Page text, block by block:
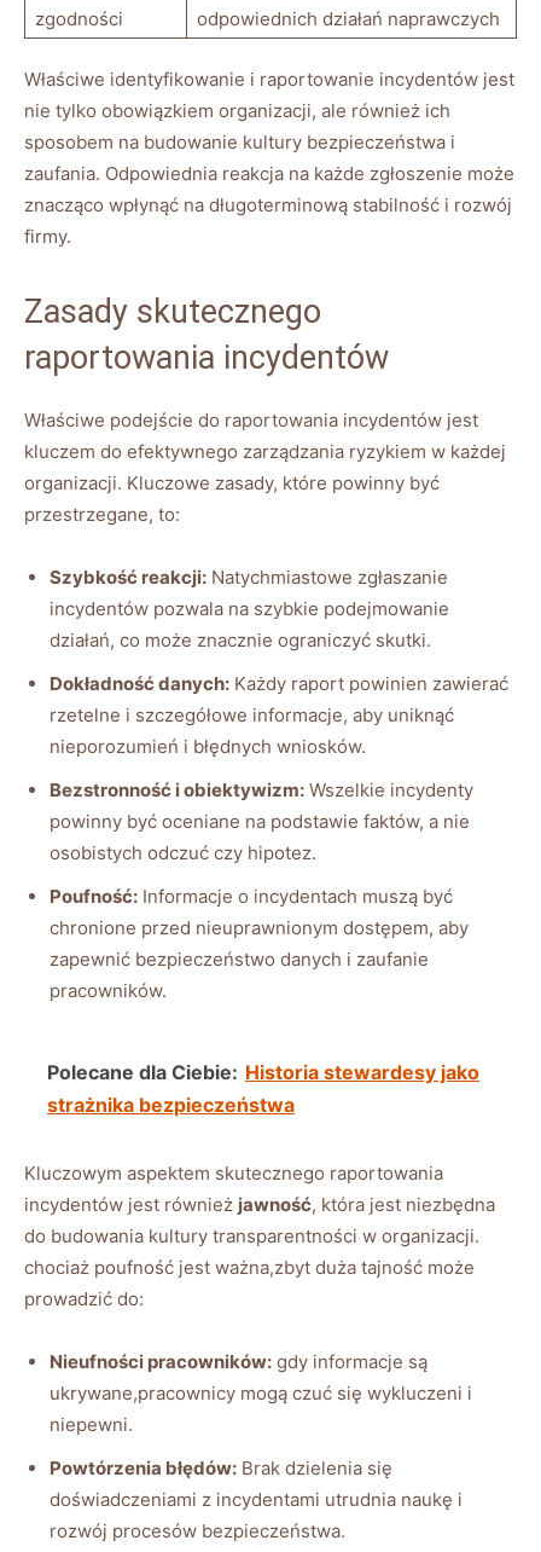
zgodności
odpowiednich działań naprawczych
Właściwe identyfikowanie i raportowanie incydentów jest‌
nie tylko obowiązkiem ⁤organizacji, ale ⁢również ich
sposobem na budowanie kultury bezpieczeństwa i⁢
zaufania. Odpowiednia reakcja⁢ na ‌każde zgłoszenie⁤ może
znacząco ⁢wpłynąć na długoterminową stabilność i rozwój
firmy.
Zasady​ skutecznego ​
raportowania incydentów
Właściwe podejście ⁣do raportowania incydentów jest
kluczem do efektywnego zarządzania​ ryzykiem w każdej‍
organizacji. Kluczowe​ zasady, które powinny⁣ być
przestrzegane, to:
Szybkość reakcji: Natychmiastowe zgłaszanie
incydentów pozwala na szybkie podejmowanie
działań, co może ​znacznie ‌ograniczyć skutki.
Dokładność danych: Każdy raport powinien zawierać
rzetelne i ⁣szczegółowe‍ informacje, ⁣aby uniknąć
nieporozumień i błędnych‌ wniosków.
Bezstronność i obiektywizm: ‍Wszelkie incydenty
powinny być ⁢oceniane na podstawie faktów,⁤ a nie⁢
osobistych odczuć czy hipotez.
Poufność: Informacje ‌o incydentach ​muszą być
chronione przed nieuprawnionym dostępem, aby
zapewnić bezpieczeństwo danych i zaufanie
pracowników.
Polecane dla Ciebie: Historia stewardesy jako
strażnika bezpieczeństwa
Kluczowym aspektem skutecznego raportowania
incydentów ‍jest również jawność, która jest niezbędna⁢
do budowania ⁤kultury​ transparentności w ​organizacji.
chociaż poufność jest ważna,zbyt ‌duża tajność ⁣może
prowadzić⁢ do:
Nieufności pracowników: gdy informacje są
ukrywane,pracownicy mogą czuć się wykluczeni i
niepewni.
Powtórzenia błędów: Brak⁤ dzielenia się
doświadczeniami z incydentami ⁣utrudnia naukę ‍i
rozwój procesów bezpieczeństwa.